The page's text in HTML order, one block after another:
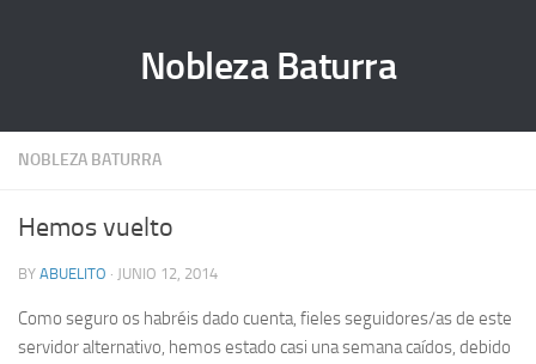
Nobleza Baturra
NOBLEZA BATURRA
Hemos vuelto
BY ABUELITO · JUNIO 12, 2014
Como seguro os habréis dado cuenta, fieles seguidores/as de este
servidor alternativo, hemos estado casi una semana caídos, debido